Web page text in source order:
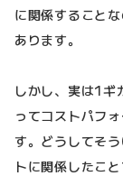
に関係すること
あります。
しかし、実は1ギ
ってコストパフ
す。どうしてそ
トに関係したこ